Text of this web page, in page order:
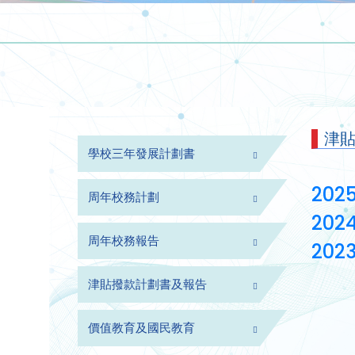
學校三年發展計劃書
周年校務計劃
周年校務報告
津貼撥款計劃書及報告
價值教育及國民教育
津